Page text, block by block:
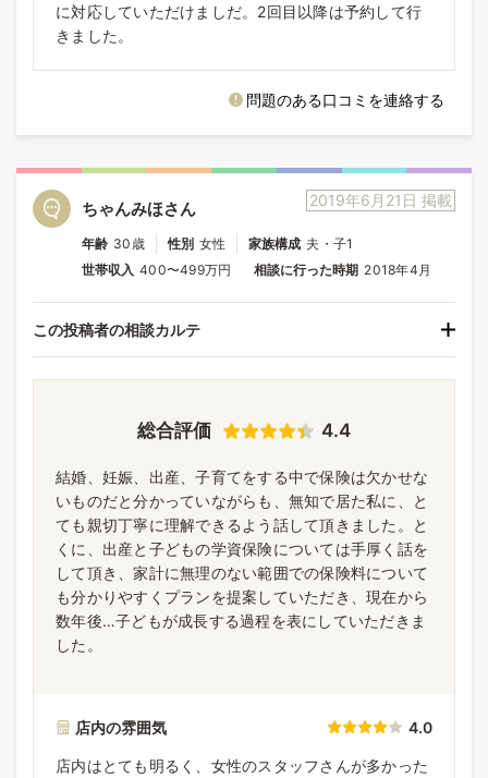
に対応していただけましだ。2回目以降は予約して行
きました。
問題のある口コミを連絡する
2019年6月21日 掲載
ちゃんみほさん
年齢 30歳 性別 女性 家族構成 夫・子1
世帯収入 400〜499万円 相談に行った時期 2018年4月
この投稿者の相談カルテ
総合評価 4.4
結婚、妊娠、出産、子育てをする中で保険は欠かせな
いものだと分かっていながらも、無知で居た私に、と
ても親切丁寧に理解できるよう話して頂きました。と
くに、出産と子どもの学資保険については手厚く話を
して頂き、家計に無理のない範囲での保険料について
も分かりやすくプランを提案していただき、現在から
数年後…子どもが成長する過程を表にしていただきま
した。
店内の雰囲気 4.0
店内はとても明るく、女性のスタッフさんが多かった